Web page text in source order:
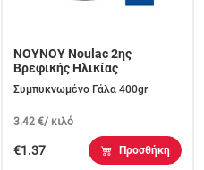
ΝΟΥΝΟΥ Noulac 2ης
Βρεφικής Ηλικίας
Συμπυκνωμένο Γάλα 400gr
3.42 €/ κιλό
€1.37 Προσθήκη